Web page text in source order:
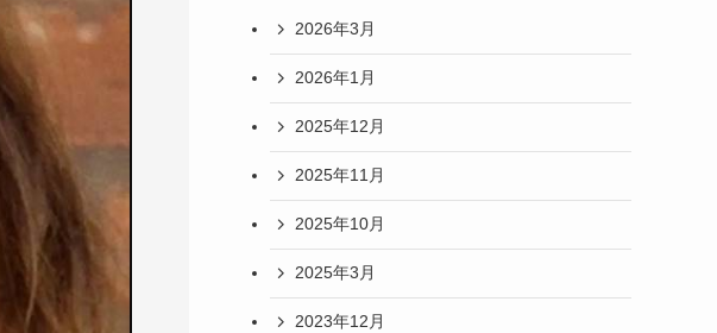
2026年3月
2026年1月
2025年12月
2025年11月
2025年10月
2025年3月
2023年12月